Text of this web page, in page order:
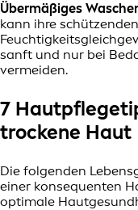
Übermäßiges
kann ihre
sanft und nur bei
vermeiden.
7
trockene Haut
Die folgenden
einer konsequenten
optimale